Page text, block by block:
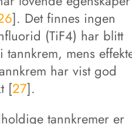
]. Det finnes ingen
(TiF4) har blitt
mens
har vist god
[27].
tannkremer er